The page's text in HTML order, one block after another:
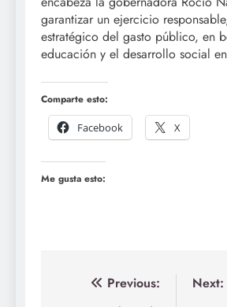
garantizar un ejercicio
estratégico del gasto público, en
educación y el desarrollo social
Comparte esto:
Facebook
X
Me gusta esto:
Navegación
Previous:
Next: